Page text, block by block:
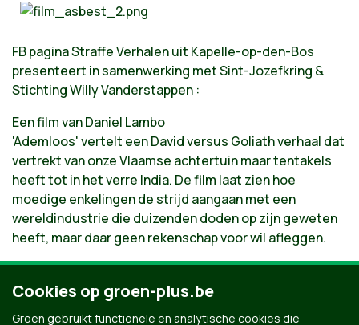
FB pagina Straffe Verhalen uit Kapelle-op-den-Bos
presenteert in samenwerking met Sint-Jozefkring &
Stichting Willy Vanderstappen :
Een film van Daniel Lambo
'Ademloos' vertelt een David versus Goliath verhaal dat
vertrekt van onze Vlaamse achtertuin maar tentakels
heeft tot in het verre India. De film laat zien hoe
moedige enkelingen de strijd aangaan met een
wereldindustrie die duizenden doden op zijn geweten
heeft, maar daar geen rekenschap voor wil afleggen.
Ontvangst : 19.00u
Film start stipt : 20.00u
Cookies op groen-plus.be
Groen gebruikt functionele en analytische cookies die